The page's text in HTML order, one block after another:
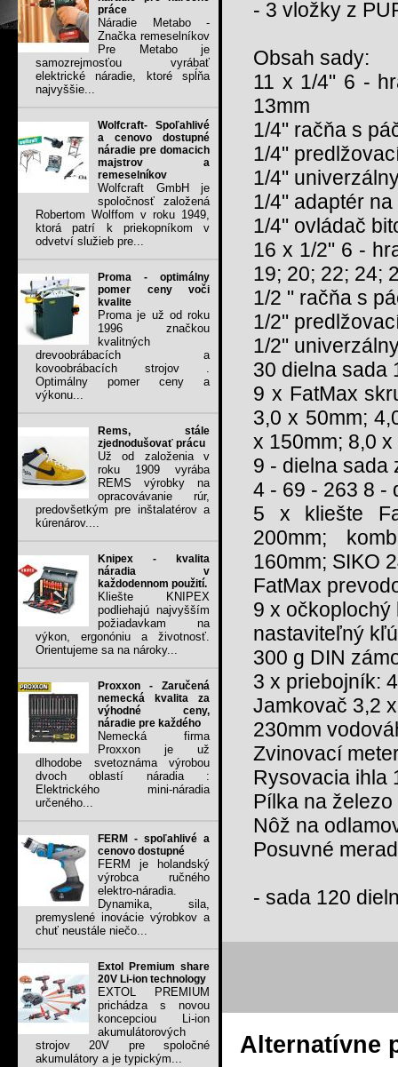
práce
Náradie Metabo -
Značka remeselníkov
Pre Metabo je
samozrejmosťou vyrábať
elektrické náradie, ktoré spĺňa
najvyššie...
Wolfcraft- Spoľahlivé
a cenovo dostupné
náradie pre domacich
majstrov a
remeselníkov
Wolfcraft GmbH je
spoločnosť založená
Robertom Wolffom v roku 1949,
ktorá patrí k priekopníkom v
odvetví služieb pre...
Proma - optimálny
pomer ceny voči
kvalite
Proma je už od roku
1996 značkou
kvalitných
drevoobrábacích a
kovoobrábacích strojov .
Optimálny pomer ceny a
výkonu...
Rems, stále
zjednodušovať prácu
Už od založenia v
roku 1909 vyrába
REMS výrobky na
opracovávanie rúr,
predovšetkým pre inštalatérov a
kúrenárov....
Knipex - kvalita
náradia v
každodennom použití.
Kliešte KNIPEX
podliehajú najvyšším
požiadavkam na
výkon, ergonóniu a životnosť.
Orientujeme sa na nároky...
Proxxon - Zaručená
nemecká kvalita za
výhodné ceny,
náradie pre každého
Nemecká firma
Proxxon je už
dlhodobe svetoznáma výrobou
dvoch oblastí náradia :
Elektrického mini-náradia
určeného...
FERM - spoľahlivé a
cenovo dostupné
FERM je holandský
výrobca ručného
elektro-náradia.
Dynamika, sila,
premyslené inovácie výrobkov a
chuť neustále niečo...
Extol Premium share
20V Li-ion technology
EXTOL PREMIUM
prichádza s novou
koncepciou Li-ion
akumulátorových
strojov 20V pre spoločné
akumulátory a je typickým...
- 3 vložky z
Obsah sady:
11 x 1/4" 6 -
13mm
1/4" račňa s
1/4"
1/4"
1/4" adaptér
1/4" ovládač
16 x 1/2" 6 -
19; 20; 22; 24;
1/2 " račňa s
1/2"
1/2"
30 dielna sada
9 x FatMax
3,0 x 50mm;
x 150mm; 8,0
9 - dielna sada
4 - 69 - 263 8 -
5 x kliešte
200mm;
160mm; SIKO
FatMax
9 x očkoplochý
nastaviteľný
300 g DIN
3 x priebojník:
Jamkovač 3,2
230mm
Zvinovací
Rysovacia ihla
Pílka na železo
Nôž na
Posuvné
- sada 120
Alternatívne